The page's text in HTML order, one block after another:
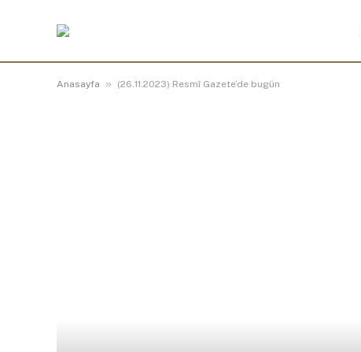
Anasayfa » (26.11.2023) Resmî Gazete’de bugün